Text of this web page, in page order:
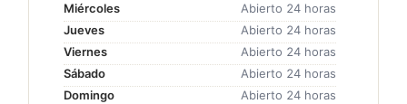
Miércoles
Abierto 24 horas
Jueves
Abierto 24 horas
Viernes
Abierto 24 horas
Sábado
Abierto 24 horas
Domingo
Abierto 24 horas